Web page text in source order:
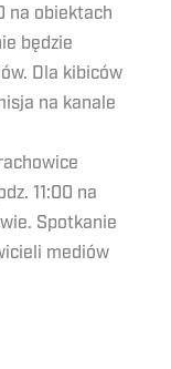
na obiektach
będzie
Dla kibiców
na kanale
11:00 na
Spotkanie
mediów